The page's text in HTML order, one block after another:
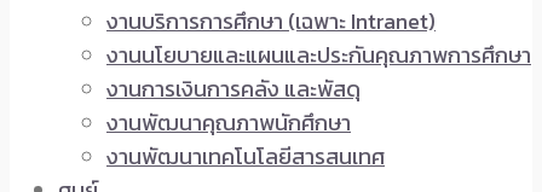
งานบริการการศึกษา (เฉพาะ Intranet)
งานนโยบายและแผนและประกันคุณภาพการศึกษา
งานการเงินการคลัง และพัสดุ
งานพัฒนาคุณภาพนักศึกษา
งานพัฒนาเทคโนโลยีสารสนเทศ